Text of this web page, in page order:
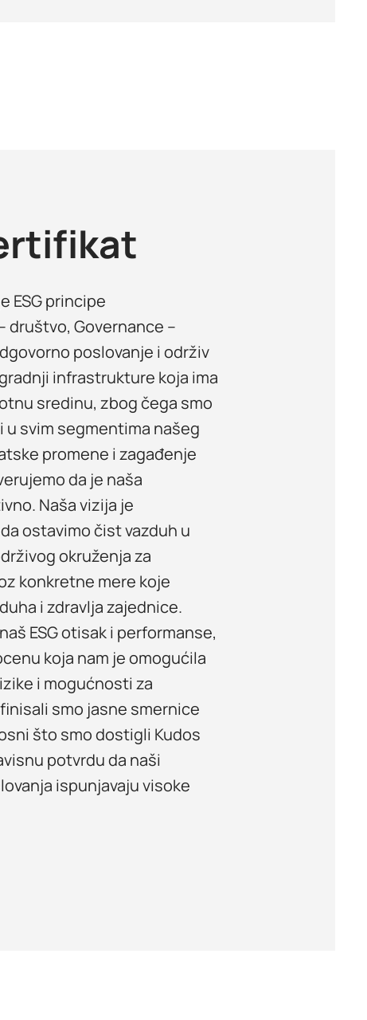
ESG principe
društvo, Governance –
poslovanje i održiv
infrastrukture koja ima
sredinu, zbog čega smo
svim segmentima našeg
promene i zagađenje
da je naša
Naša vizija je
ostavimo čist vazduh u
okruženja za
konkretne mere koje
i zdravlja zajednice.
ESG otisak i performanse,
koja nam je omogućila
i mogućnosti za
smo jasne smernice
što smo dostigli Kudos
potvrdu da naši
ispunjavaju visoke